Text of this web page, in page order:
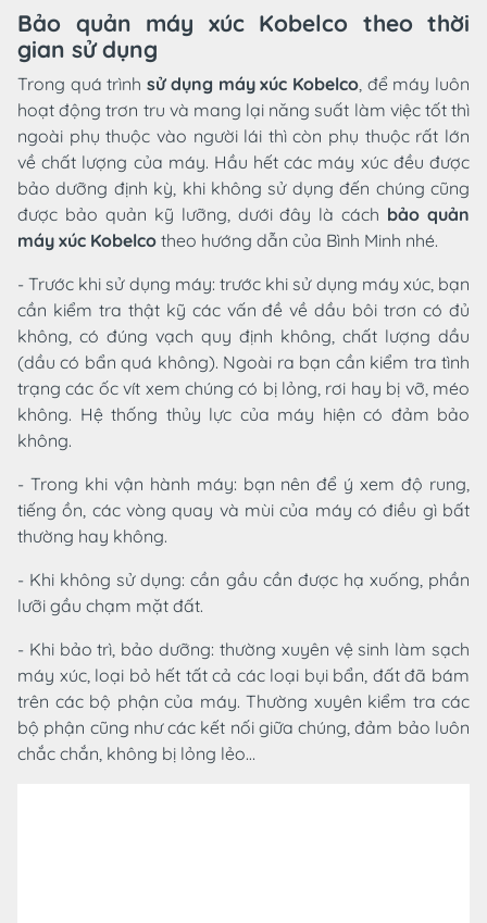
Bảo quản máy xúc Kobelco theo thời
gian sử dụng
Trong quá trìnhsử dụng máy xúc Kobelco, để máy luôn
hoạt động trơn tru và mang lại năng suất làm việc tốt thì
ngoài phụ thuộc vào người lái thì còn phụ thuộc rất lớn
về chất lượng của máy. Hầu hết các máy xúc đều được
bảo dưỡng định kỳ, khi không sử dụng đến chúng cũng
được bảo quản kỹ lưỡng, dưới đây là cách bảo quản
máy xúc Kobelco theo hướng dẫn của Bình Minh nhé.
- Trước khi sử dụng máy: trước khi sử dụng máy xúc, bạn
cần kiểm tra thật kỹ các vấn đề về dầu bôi trơn có đủ
không, có đúng vạch quy định không, chất lượng dầu
(dầu có bẩn quá không). Ngoài ra bạn cần kiểm tra tình
trạng các ốc vít xem chúng có bị lỏng, rơi hay bị vỡ, méo
không. Hệ thống thủy lực của máy hiện có đảm bảo
không.
- Trong khi vận hành máy: bạn nên để ý xem độ rung,
tiếng ồn, các vòng quay và mùi của máy có điều gì bất
thường hay không.
- Khi không sử dụng: cần gầu cần được hạ xuống, phần
lưỡi gầu chạm mặt đất.
- Khi bảo trì, bảo dưỡng: thường xuyên vệ sinh làm sạch
máy xúc, loại bỏ hết tất cả các loại bụi bẩn, đất đã bám
trên các bộ phận của máy. Thường xuyên kiểm tra các
bộ phận cũng như các kết nối giữa chúng, đảm bảo luôn
chắc chắn, không bị lỏng lẻo…